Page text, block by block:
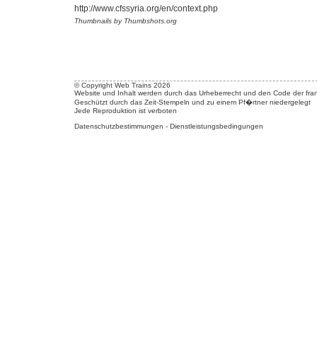
http://www.cfssyria.org/en/context.php
Thumbnails by Thumbshots.org
© Copyright Web Trains 2026
Website und Inhalt werden durch das Urheberrecht und den Code der
Geschützt durch das Zeit-Stempeln und zu einem Pf�rtner niedergelegt
Jede Reproduktion ist verboten
Datenschutzbestimmungen - Dienstleistungsbedingungen